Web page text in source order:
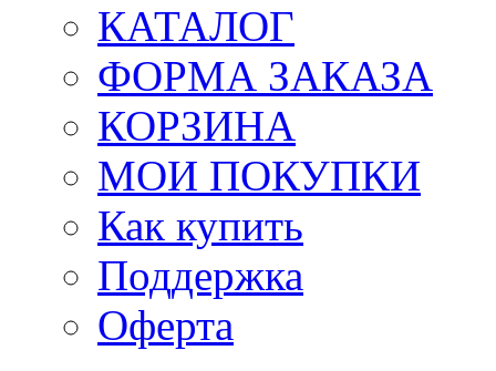
КАТАЛОГ
ФОРМА ЗАКАЗА
КОРЗИНА
МОИ ПОКУПКИ
Как купить
Поддержка
Оферта